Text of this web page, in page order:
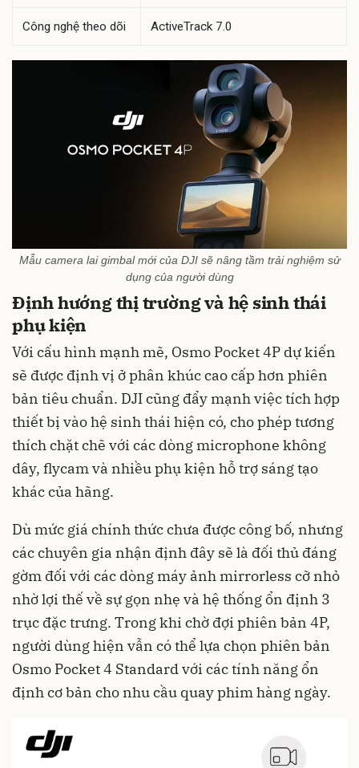
Công nghệ theo dõi ActiveTrack 7.0
Mẫu camera lai gimbal mới của DJI sẽ nâng tầm trải nghiệm sử
dụng của người dùng
Định hướng thị trường và hệ sinh thái
phụ kiện
Với cấu hình mạnh mẽ, Osmo Pocket 4P dự kiến
sẽ được định vị ở phân khúc cao cấp hơn phiên
bản tiêu chuẩn. DJI cũng đẩy mạnh việc tích hợp
thiết bị vào hệ sinh thái hiện có, cho phép tương
thích chặt chẽ với các dòng microphone không
dây, flycam và nhiều phụ kiện hỗ trợ sáng tạo
khác của hãng.
Dù mức giá chính thức chưa được công bố, nhưng
các chuyên gia nhận định đây sẽ là đối thủ đáng
gờm đối với các dòng máy ảnh mirrorless cỡ nhỏ
nhờ lợi thế về sự gọn nhẹ và hệ thống ổn định 3
trục đặc trưng. Trong khi chờ đợi phiên bản 4P,
người dùng hiện vẫn có thể lựa chọn phiên bản
Osmo Pocket 4 Standard với các tính năng ổn
định cơ bản cho nhu cầu quay phim hàng ngày.